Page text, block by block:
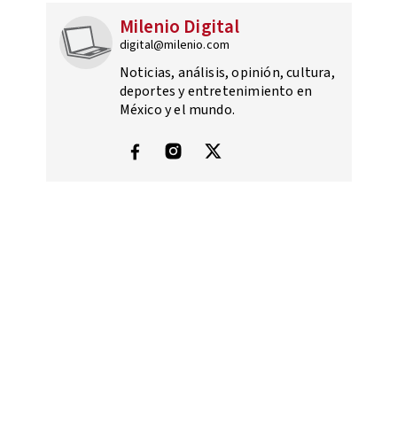
Milenio Digital
digital@milenio.com
Noticias, análisis, opinión, cultura,
deportes y entretenimiento en
México y el mundo.